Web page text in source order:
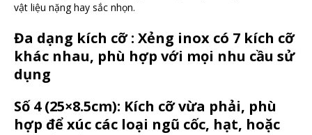
vật liệu nặng hay sắc nhọn.
Đa dạng kích cỡ : Xẻng inox có 7 kích cỡ
khác nhau, phù hợp với mọi nhu cầu sử
dụng
Số 4 (25×8.5cm): Kích cỡ vừa phải, phù
hợp để xúc các loại ngũ cốc, hạt, hoặc